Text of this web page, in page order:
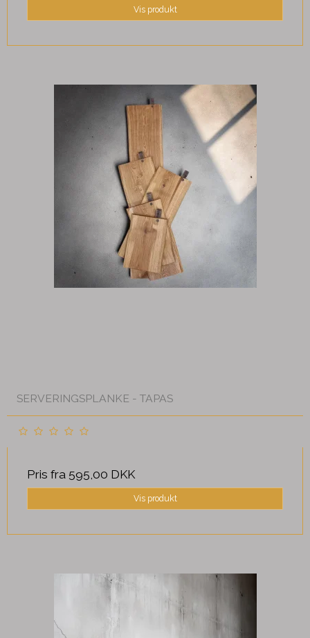
Vis produkt
SERVERINGSPLANKE - TAPAS
Pris fra 595,00 DKK
Vis produkt